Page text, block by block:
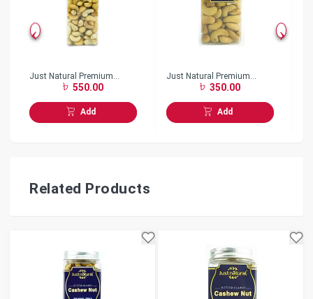
Just Natural Premium
Butter Glazed Cashew Nut
250gm
550.00
Add
Just Natural Premium
Butter Glazed Cashew Nut
150gm
350.00
Add
Related Products